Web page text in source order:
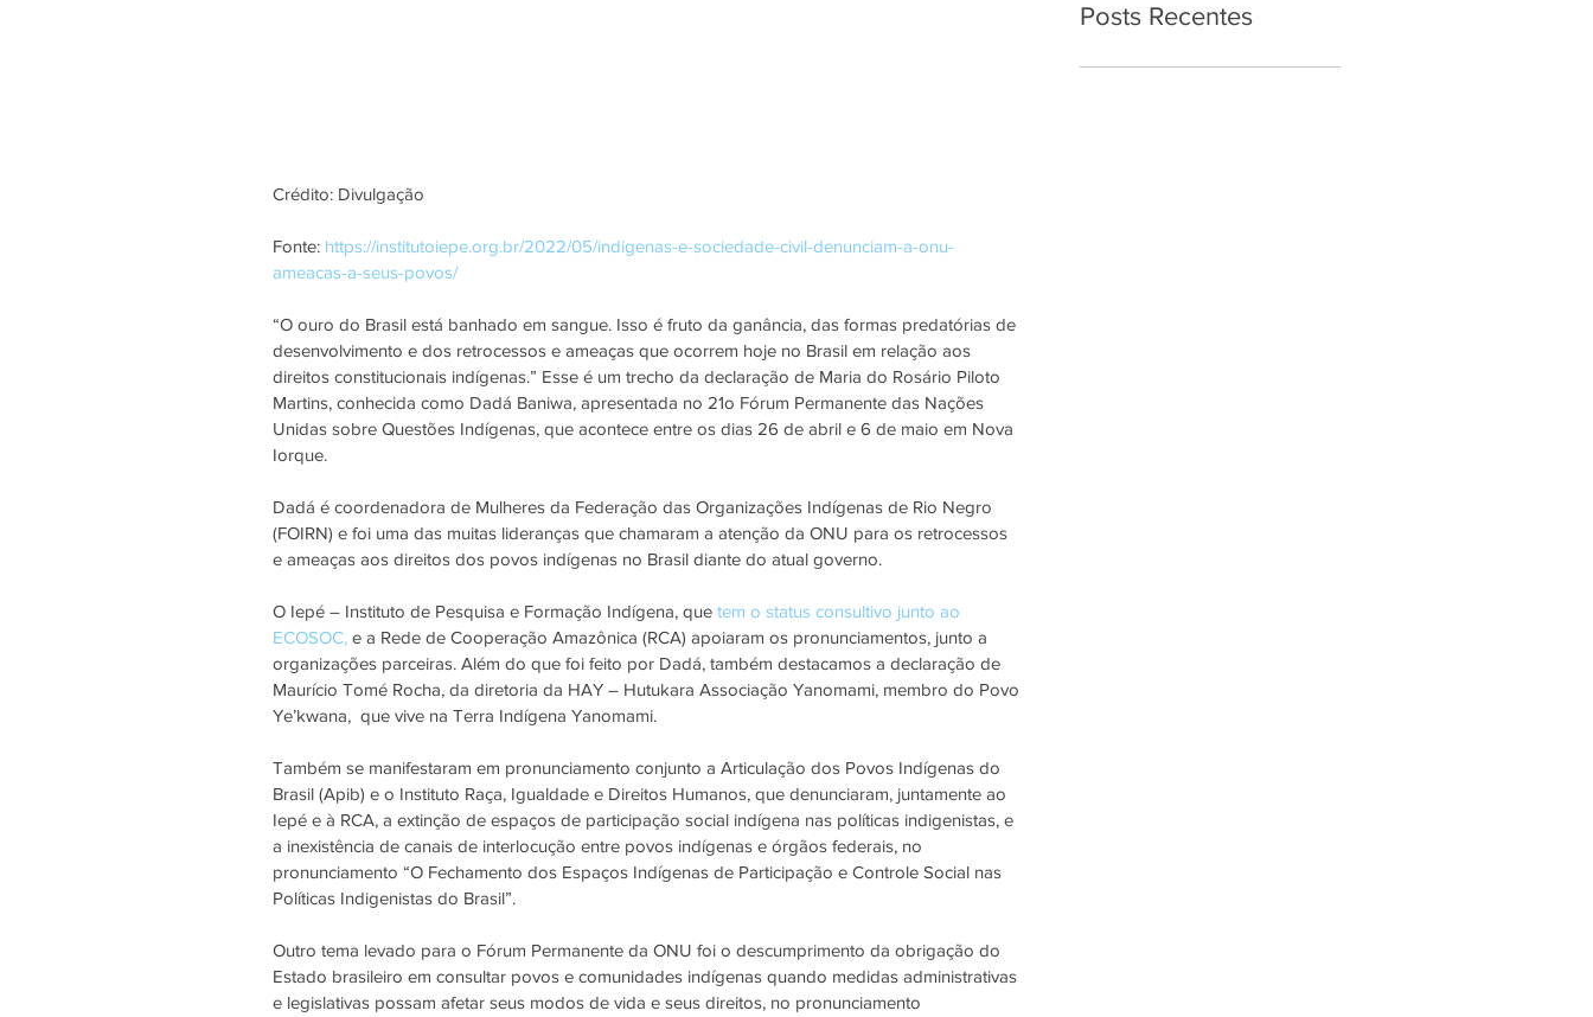
Crédito: Divulgação
Fonte: https://institutoiepe.org.br/2022/05/indigenas-e-sociedade-civil-denunciam-a-onu-
ameacas-a-seus-povos/
“O ouro do Brasil está banhado em sangue. Isso é fruto da ganância, das formas predatórias de
desenvolvimento e dos retrocessos e ameaças que ocorrem hoje no Brasil em relação aos
direitos constitucionais indígenas.” Esse é um trecho da declaração de Maria do Rosário Piloto
Martins, conhecida como Dadá Baniwa, apresentada no 21o Fórum Permanente das Nações
Unidas sobre Questões Indígenas, que acontece entre os dias 26 de abril e 6 de maio em Nova
Iorque.
Dadá é coordenadora de Mulheres da Federação das Organizações Indígenas de Rio Negro
(FOIRN) e foi uma das muitas lideranças que chamaram a atenção da ONU para os retrocessos
e ameaças aos direitos dos povos indígenas no Brasil diante do atual governo.
O Iepé – Instituto de Pesquisa e Formação Indígena, que tem o status consultivo junto ao
ECOSOC, e a Rede de Cooperação Amazônica (RCA) apoiaram os pronunciamentos, junto a
organizações parceiras. Além do que foi feito por Dadá, também destacamos a declaração de
Maurício Tomé Rocha, da diretoria da HAY – Hutukara Associação Yanomami, membro do Povo
Ye’kwana,  que vive na Terra Indígena Yanomami.
Também se manifestaram em pronunciamento conjunto a Articulação dos Povos Indígenas do
Brasil (Apib) e o Instituto Raça, Igualdade e Direitos Humanos, que denunciaram, juntamente ao
Iepé e à RCA, a extinção de espaços de participação social indígena nas políticas indigenistas, e
a inexistência de canais de interlocução entre povos indígenas e órgãos federais, no
pronunciamento “O Fechamento dos Espaços Indígenas de Participação e Controle Social nas
Políticas Indigenistas do Brasil”.
Outro tema levado para o Fórum Permanente da ONU foi o descumprimento da obrigação do
Estado brasileiro em consultar povos e comunidades indígenas quando medidas administrativas
e legislativas possam afetar seus modos de vida e seus direitos, no pronunciamento
Posts Recentes